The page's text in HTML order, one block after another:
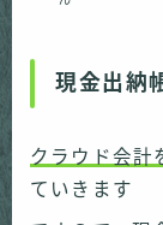
現金出納
クラウド会計
ていきます